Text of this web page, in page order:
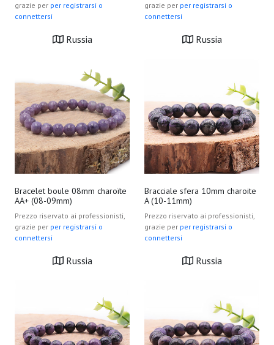
grazie per per registrarsi o
connettersi
Russia
grazie per per registrarsi o
connettersi
Russia
Bracelet boule 08mm charoïte
AA+ (08-09mm)
Prezzo riservato ai professionisti,
grazie per per registrarsi o
connettersi
Russia
Bracciale sfera 10mm charoite
A (10-11mm)
Prezzo riservato ai professionisti,
grazie per per registrarsi o
connettersi
Russia